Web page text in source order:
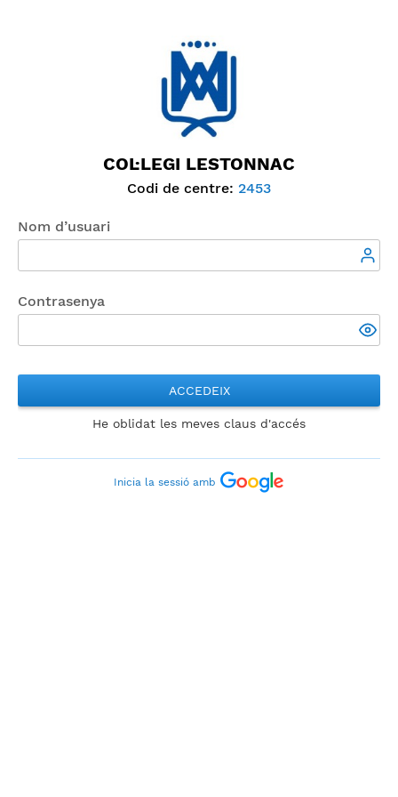
COL·LEGI LESTONNAC
Codi de centre: 2453
Nom d’usuari
Contrasenya
ACCEDEIX
He oblidat les meves claus d'accés
Inicia la sessió amb